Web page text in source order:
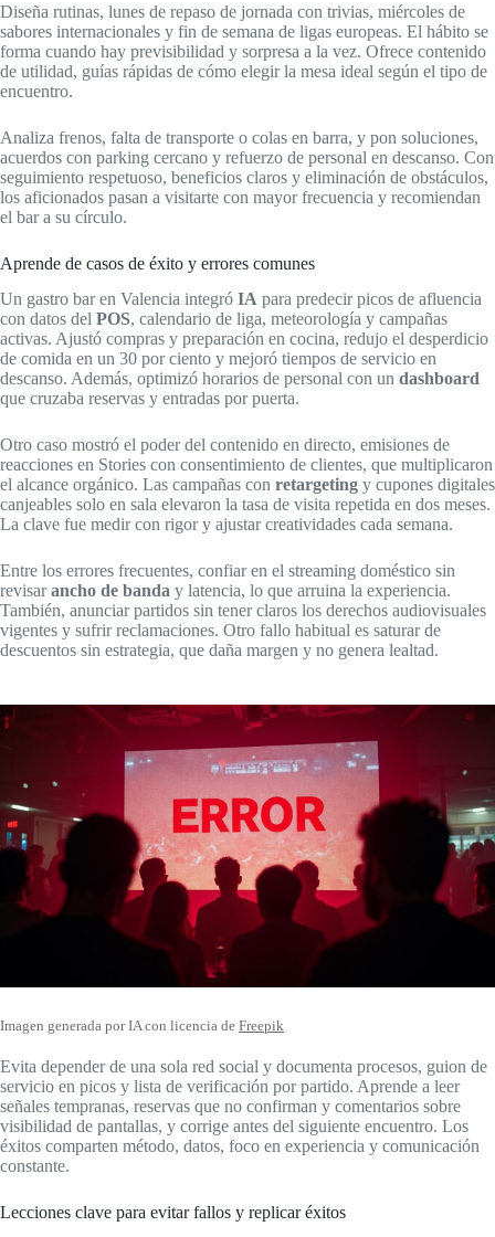
Diseña rutinas, lunes de repaso de jornada con trivias, miércoles de
sabores internacionales y fin de semana de ligas europeas. El hábito se
forma cuando hay previsibilidad y sorpresa a la vez. Ofrece contenido
de utilidad, guías rápidas de cómo elegir la mesa ideal según el tipo de
encuentro.
Analiza frenos, falta de transporte o colas en barra, y pon soluciones,
acuerdos con parking cercano y refuerzo de personal en descanso. Con
seguimiento respetuoso, beneficios claros y eliminación de obstáculos,
los aficionados pasan a visitarte con mayor frecuencia y recomiendan
el bar a su círculo.
Aprende de casos de éxito y errores comunes
Un gastro bar en Valencia integró IA para predecir picos de afluencia
con datos del POS, calendario de liga, meteorología y campañas
activas. Ajustó compras y preparación en cocina, redujo el desperdicio
de comida en un 30 por ciento y mejoró tiempos de servicio en
descanso. Además, optimizó horarios de personal con un dashboard
que cruzaba reservas y entradas por puerta.
Otro caso mostró el poder del contenido en directo, emisiones de
reacciones en Stories con consentimiento de clientes, que multiplicaron
el alcance orgánico. Las campañas con retargeting y cupones digitales
canjeables solo en sala elevaron la tasa de visita repetida en dos meses.
La clave fue medir con rigor y ajustar creatividades cada semana.
Entre los errores frecuentes, confiar en el streaming doméstico sin
revisarancho de banda y latencia, lo que arruina la experiencia.
También, anunciar partidos sin tener claros los derechos audiovisuales
vigentes y sufrir reclamaciones. Otro fallo habitual es saturar de
descuentos sin estrategia, que daña margen y no genera lealtad.
Imagen generada por IA con licencia de Freepik
Evita depender de una sola red social y documenta procesos, guion de
servicio en picos y lista de verificación por partido. Aprende a leer
señales tempranas, reservas que no confirman y comentarios sobre
visibilidad de pantallas, y corrige antes del siguiente encuentro. Los
éxitos comparten método, datos, foco en experiencia y comunicación
constante.
Lecciones clave para evitar fallos y replicar éxitos